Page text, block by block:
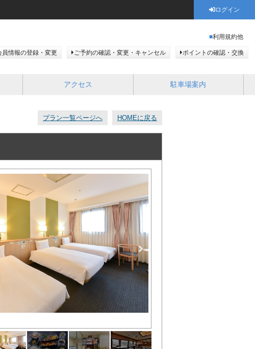
ログイン
利用規約他
員情報の登録・変更 ご予約の確認・変更・キャンセル ポイントの確認・交換
アクセス 駐車場案内
プラン一覧ページへ HOMEに戻る